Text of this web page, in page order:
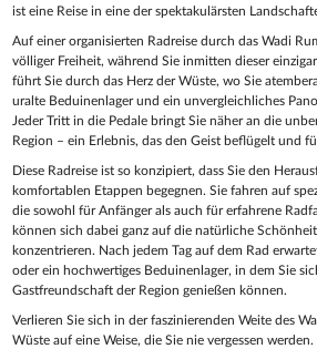
ist eine Reise in eine der spektakulärsten
Auf einer organisierten Radreise durch das Wadi
völliger Freiheit, während Sie inmitten dieser
führt Sie durch das Herz der Wüste, wo Sie
uralte Beduinenlager und ein unvergleichliches
Jeder Tritt in die Pedale bringt Sie näher an die
Region – ein Erlebnis, das den Geist beflügelt und
Diese Radreise ist so konzipiert, dass Sie den
komfortablen Etappen begegnen. Sie fahren auf
die sowohl für Anfänger als auch für erfahrene
können sich dabei ganz auf die natürliche
konzentrieren. Nach jedem Tag auf dem Rad
oder ein hochwertiges Beduinenlager, in dem Sie
Gastfreundschaft der Region genießen können.
Verlieren Sie sich in der faszinierenden Weite des
Wüste auf eine Weise, die Sie nie vergessen